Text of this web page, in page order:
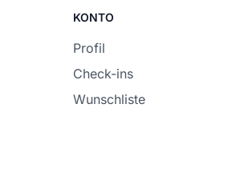
KONTO
Profil
Check-ins
Wunschliste